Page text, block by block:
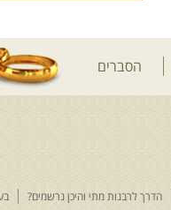
הסברים
הדרך לרבנות מתי והיכן נרשמים?